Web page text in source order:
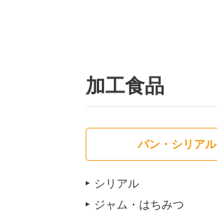
加工食品
パン・シリアル
シリアル
ジャム・はちみつ